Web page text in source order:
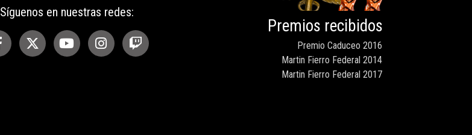
Síguenos en nuestras redes:
Premios recibidos
Premio Caduceo 2016
Martin Fierro Federal 2014
Martin Fierro Federal 2017